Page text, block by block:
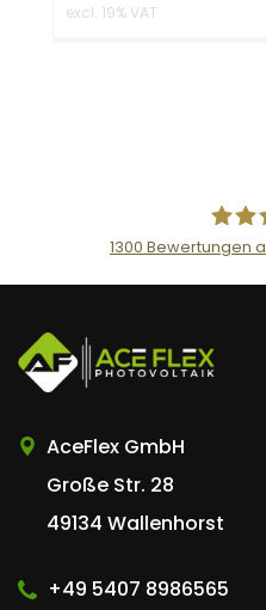
excl. 19% VAT
1300 Bewertungen
AceFlex GmbH
Große Str. 28
49134 Wallenhorst
+49 5407 8986565